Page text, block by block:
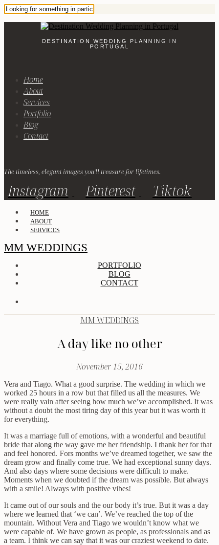
DESTINATION WEDDING PLANNING IN
PORTUGAL
Home
About
Services
Portfolio
Blog
Contact
The timeless, elegant images you'll treasure for lifetimes.
Instagram Pinterest Tiktok
HOME
ABOUT
SERVICES
MM WEDDINGS
PORTFOLIO
BLOG
CONTACT
MM WEDDINGS
A day like no other
November 15, 2016
Vera and Tiago. What a good surprise. The wedding in which we
worked 25 hours in a row but that filled us all the measures. We
were really vain after seeing how much we’ve accomplished. It was
without a doubt the most tiring day of this year but it was worth it
for everything.
It was a marriage full of emotions, with a wonderful and beautiful
bride that along the way gave me her friendship. I thank her for that
and feel honored. Fors months we’ve dreamed together, we saw the
dream grow and finally come true. We had exceptional sunny days.
And also days where some decisions were difficult to make.
Moments when we doubted if the dream was possible. But always
with a smile! Always with positive vibes!
It came out of our souls and the our body it’s true. But it was a day
where we learned that ‘we can’. We’ve reached the top of the
mountain. Without Vera and Tiago we wouldn’t know what we
were capable of. We have grown as people, as professionals and as
a team. I think we can say that it was our craziest weekend to date.